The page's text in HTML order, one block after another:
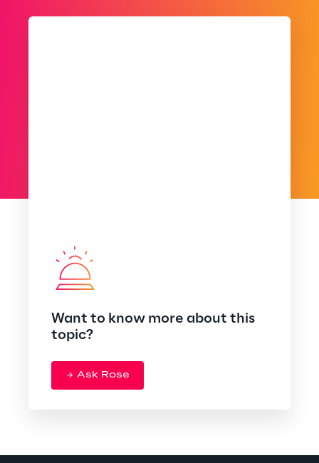
Want to know more about this
topic?
Ask Rose